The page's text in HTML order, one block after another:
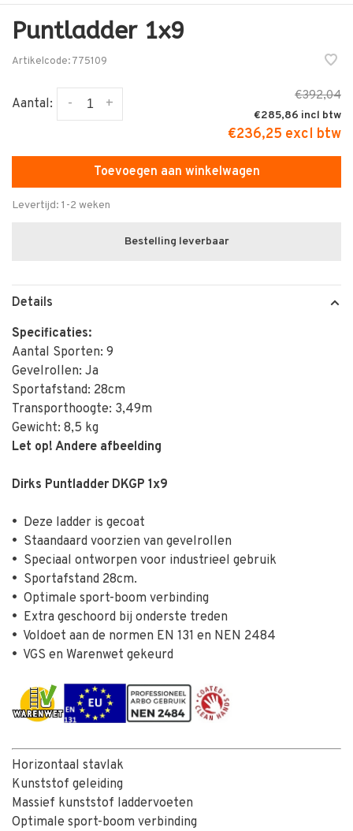
Puntladder 1x9
Artikelcode:775109
Aantal: +
-
€392,04
€285,86
€236,25 excl btw
Toevoegen aan winkelwagen
Levertijd: 1-2 weken
Bestelling leverbaar
Details
Specificaties:
Aantal Sporten: 9
Gevelrollen: Ja
Sportafstand: 28cm
Transporthoogte: 3,49m
Gewicht: 8,5 kg
Let op! Andere afbeelding
Dirks Puntladder DKGP 1x9
• Deze ladder is gecoat
• Staandaard voorzien van gevelrollen
• Speciaal ontworpen voor industrieel gebruik
• Sportafstand 28cm.
• Optimale sport-boom verbinding
• Extra geschoord bij onderste treden
• Voldoet aan de normen EN 131 en NEN 2484
• VGS en Warenwet gekeurd
Horizontaal stavlak
Kunststof geleiding
Massief kunststof laddervoeten
Optimale sport-boom verbinding